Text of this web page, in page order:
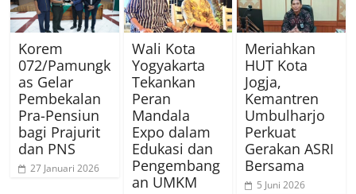
Korem
072/Pamungk
as Gelar
Pembekalan
Pra-Pensiun
bagi Prajurit
dan PNS
27 Januari 2026
Wali Kota
Yogyakarta
Tekankan
Peran
Mandala
Expo dalam
Edukasi dan
Pengembang
an UMKM
Meriahkan
HUT Kota
Jogja,
Kemantren
Umbulharjo
Perkuat
Gerakan ASRI
Bersama
5 Juni 2026